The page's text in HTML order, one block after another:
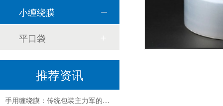
小缠绕膜
平口袋
推荐资讯